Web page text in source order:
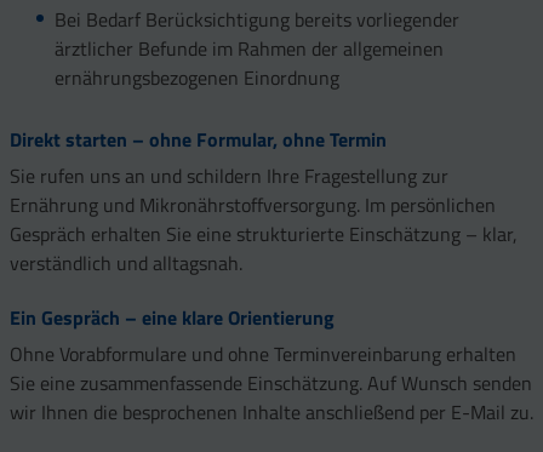
Bei Bedarf Berücksichtigung bereits vorliegender
ärztlicher Befunde im Rahmen der allgemeinen
ernährungsbezogenen Einordnung
Direkt starten – ohne Formular, ohne Termin
Sie rufen uns an und schildern Ihre Fragestellung zur
Ernährung und Mikronährstoffversorgung. Im persönlichen
Gespräch erhalten Sie eine strukturierte Einschätzung – klar,
verständlich und alltagsnah.
Ein Gespräch – eine klare Orientierung
Ohne Vorabformulare und ohne Terminvereinbarung erhalten
Sie eine zusammenfassende Einschätzung. Auf Wunsch senden
wir Ihnen die besprochenen Inhalte anschließend per E-Mail zu.